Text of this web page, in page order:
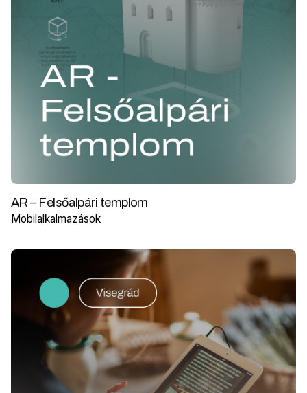
AR – Felsőalpári templom
Mobilalkalmazások